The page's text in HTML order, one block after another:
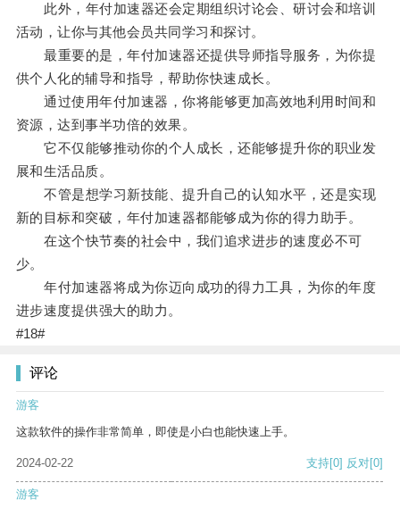
此外，年付加速器还会定期组织讨论会、研讨会和培训
活动，让你与其他会员共同学习和探讨。
最重要的是，年付加速器还提供导师指导服务，为你提
供个人化的辅导和指导，帮助你快速成长。
通过使用年付加速器，你将能够更加高效地利用时间和
资源，达到事半功倍的效果。
它不仅能够推动你的个人成长，还能够提升你的职业发
展和生活品质。
不管是想学习新技能、提升自己的认知水平，还是实现
新的目标和突破，年付加速器都能够成为你的得力助手。
在这个快节奏的社会中，我们追求进步的速度必不可
少。
年付加速器将成为你迈向成功的得力工具，为你的年度
进步速度提供强大的助力。
#18#
评论
游客
这款软件的操作非常简单，即使是小白也能快速上手。
2024-02-22 支持[0] 反对[0]
游客